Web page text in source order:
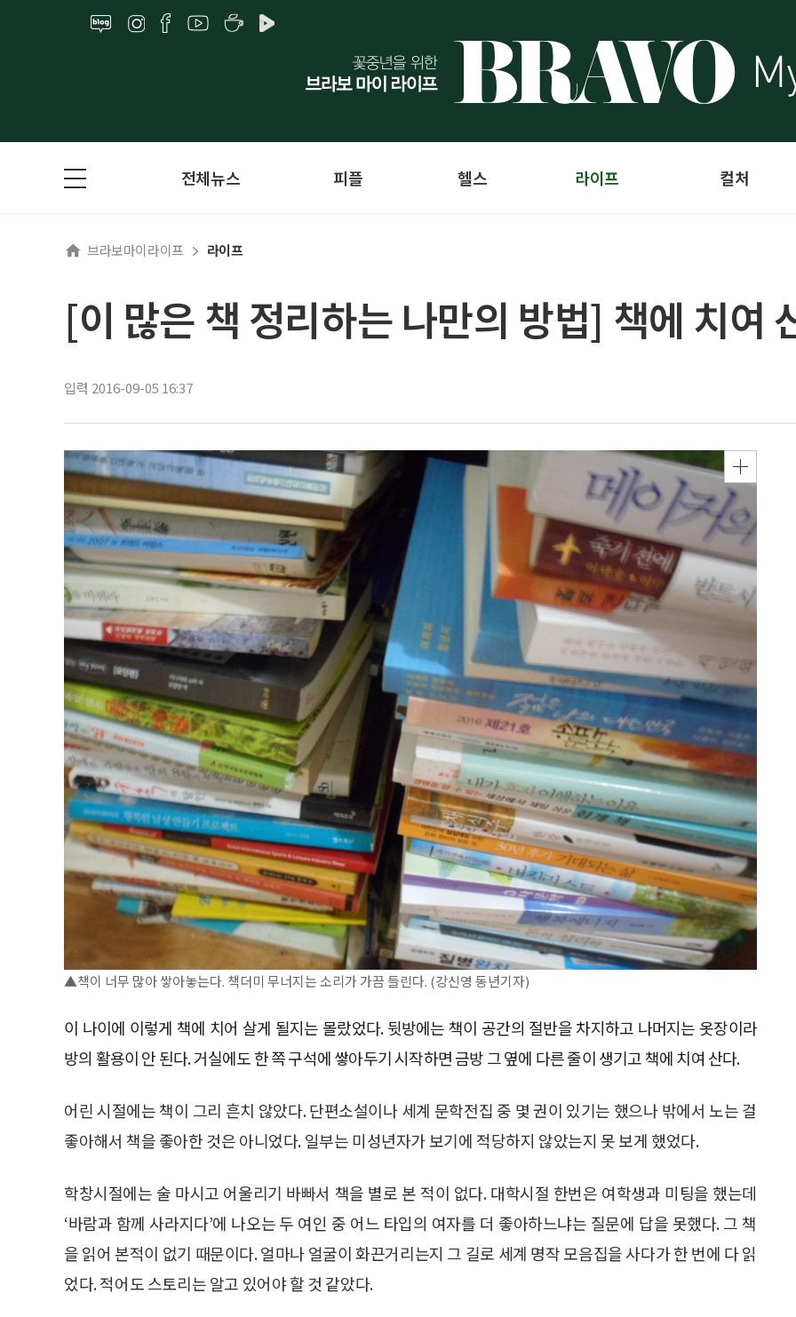
전체뉴스 피플 헬스 라이프 컬처
브라보마이라이프 라이프
[이 많은 책 정리하는 나만의 방법] 책에 치여
입력 2016-09-05 16:37
▲책이 너무 많아 쌓아놓는다. 책더미 무너지는 소리가 가끔 들린다. (강신영 동년기자)
이 나이에 이렇게 책에 치어 살게 될지는 몰랐었다. 뒷방에는 책이 공간의 절반을 차지하고 나머지는 옷장이라
방의 활용이 안 된다. 거실에도 한 쪽 구석에 쌓아두기 시작하면 금방 그 옆에 다른 줄이 생기고 책에 치여 산다.
어린 시절에는 책이 그리 흔치 않았다. 단편소설이나 세계 문학전집 중 몇 권이 있기는 했으나 밖에서 노는 걸
좋아해서 책을 좋아한 것은 아니었다. 일부는 미성년자가 보기에 적당하지 않았는지 못 보게 했었다.
학창시절에는 술 마시고 어울리기 바빠서 책을 별로 본 적이 없다. 대학시절 한번은 여학생과 미팅을 했는데
‘바람과 함께 사라지다’에 나오는 두 여인 중 어느 타입의 여자를 더 좋아하느냐는 질문에 답을 못했다. 그 책
을 읽어 본적이 없기 때문이다. 얼마나 얼굴이 화끈거리는지 그 길로 세계 명작 모음집을 사다가 한 번에 다 읽
었다. 적어도 스토리는 알고 있어야 할 것 같았다.